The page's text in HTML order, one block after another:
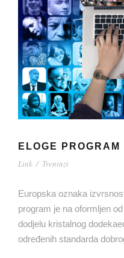
ELOGE PROGRAM
Link / Treninzi
Europska oznaka
program je na oformljen
dodjelu kristalnog
određenih standarda